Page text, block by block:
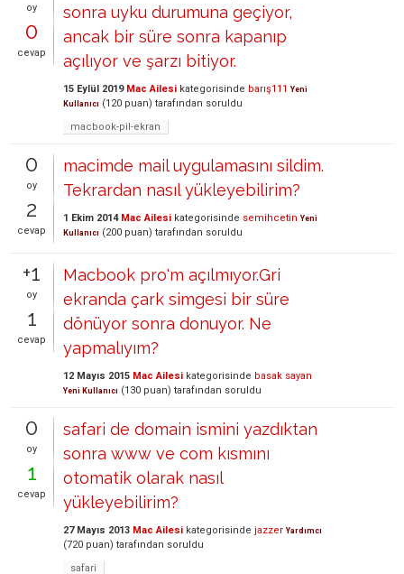
oy
0
cevap
sonra uyku durumuna geçiyor,
ancak bir süre sonra kapanıp
açılıyor ve şarzı bitiyor.
15 Eylül 2019 Mac Ailesi kategorisinde barış111 Yeni
Kullanıcı (120 puan) tarafından soruldu
macbook-pil-ekran
0
oy
2
cevap
macimde mail uygulamasını sildim.
Tekrardan nasıl yükleyebilirim?
1 Ekim 2014 Mac Ailesi kategorisinde semihcetin Yeni
Kullanıcı (200 puan) tarafından soruldu
+1
oy
1
cevap
Macbook pro'm açılmıyor.Gri
ekranda çark simgesi bir süre
dönüyor sonra donuyor. Ne
yapmalıyım?
12 Mayıs 2015 Mac Ailesi kategorisinde basak sayan
Yeni Kullanıcı (130 puan) tarafından soruldu
0
oy
1
cevap
safari de domain ismini yazdıktan
sonra www ve com kısmını
otomatik olarak nasıl
yükleyebilirim?
27 Mayıs 2013 Mac Ailesi kategorisinde jazzer Yardımcı
(720 puan) tarafından soruldu
safari